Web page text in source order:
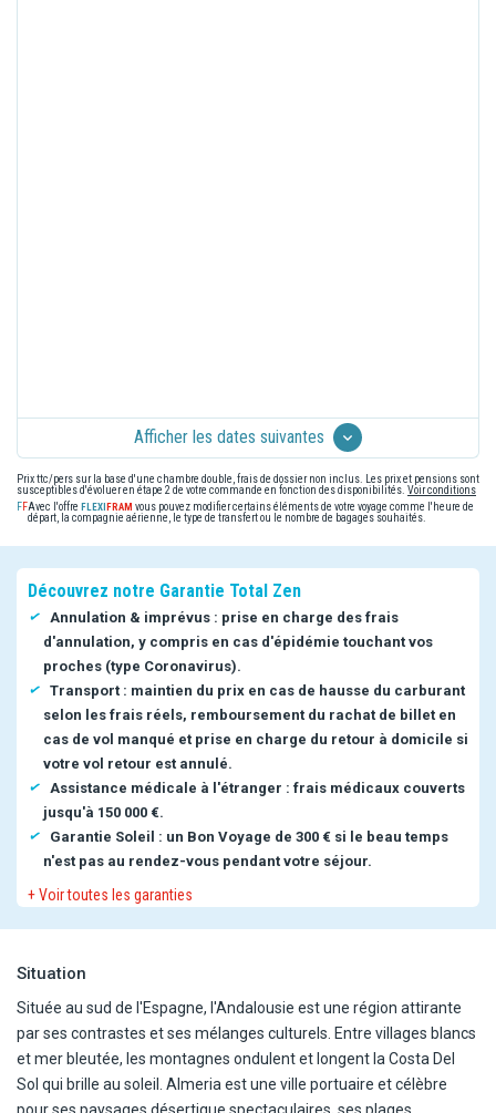
Afficher les dates suivantes
Prix ttc/pers sur la base d'une chambre double, frais de dossier non inclus. Les prix et pensions sont
susceptibles d'évoluer en étape 2 de votre commande en fonction des disponibilités. Voir conditions
Avec l'offre
vous pouvez modifier certains éléments de votre voyage comme l'heure de
départ, la compagnie aérienne, le type de transfert ou le nombre de bagages souhaités.
Découvrez notre Garantie Total Zen
Annulation & imprévus : prise en charge des frais
d'annulation, y compris en cas d'épidémie touchant vos
proches (type Coronavirus).
Transport : maintien du prix en cas de hausse du carburant
selon les frais réels, remboursement du rachat de billet en
cas de vol manqué et prise en charge du retour à domicile si
votre vol retour est annulé.
Assistance médicale à l'étranger : frais médicaux couverts
jusqu'à 150 000 €.
Garantie Soleil : un Bon Voyage de 300 € si le beau temps
n'est pas au rendez-vous pendant votre séjour.
+ Voir toutes les garanties
Situation
Située au sud de l'Espagne, l'Andalousie est une région attirante
par ses contrastes et ses mélanges culturels. Entre villages blancs
et mer bleutée, les montagnes ondulent et longent la Costa Del
Sol qui brille au soleil. Almeria est une ville portuaire et célèbre
pour ses paysages désertique spectaculaires, ses plages